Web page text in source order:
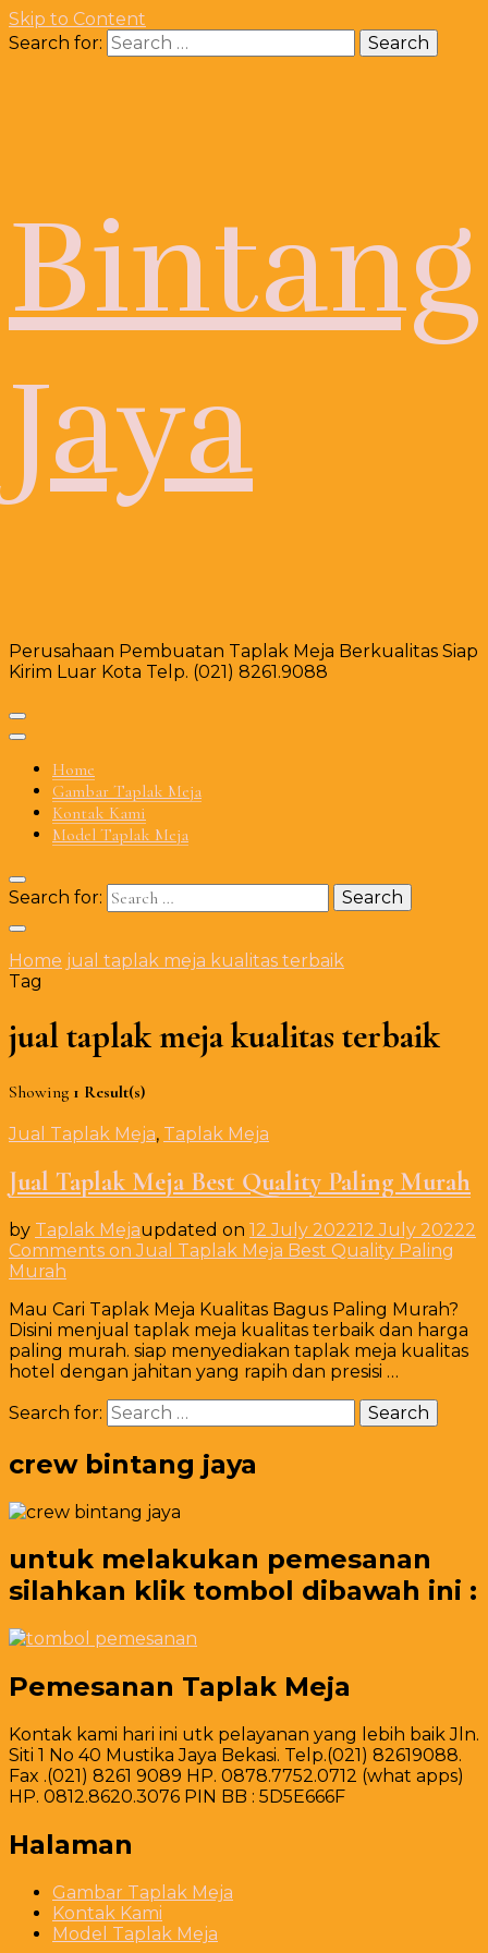
Skip to Content
Search for:
Bintang
Jaya
Perusahaan Pembuatan Taplak Meja Berkualitas Siap
Kirim Luar Kota Telp. (021) 8261.9088
Home
Gambar Taplak Meja
Kontak Kami
Model Taplak Meja
Search for:
Home jual taplak meja kualitas terbaik
Tag
jual taplak meja kualitas terbaik
Showing 1 Result(s)
Jual Taplak Meja, Taplak Meja
Jual Taplak Meja Best Quality Paling Murah
by Taplak Mejaupdated on 12 July 202212 July 20222
Comments on Jual Taplak Meja Best Quality Paling
Murah
Mau Cari Taplak Meja Kualitas Bagus Paling Murah?
Disini menjual taplak meja kualitas terbaik dan harga
paling murah. siap menyediakan taplak meja kualitas
hotel dengan jahitan yang rapih dan presisi …
Search for:
crew bintang jaya
untuk melakukan pemesanan
silahkan klik tombol dibawah ini :
Pemesanan Taplak Meja
Kontak kami hari ini utk pelayanan yang lebih baik Jln.
Siti 1 No 40 Mustika Jaya Bekasi. Telp.(021) 82619088.
Fax .(021) 8261 9089 HP. 0878.7752.0712 (what apps)
HP. 0812.8620.3076 PIN BB : 5D5E666F
Halaman
Gambar Taplak Meja
Kontak Kami
Model Taplak Meja